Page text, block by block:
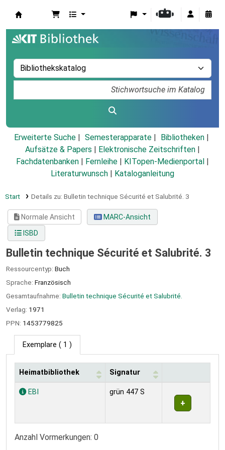
Erweiterte Suche Semesterapparate
Bibliotheken
Aufsätze & Papers
Elektronische Zeitschriften
Fachdatenbanken
Fernleihe KITopen-Medienportal
Literaturwunsch
Kataloganleitung
Start Details zu: Bulletin technique Sécurité et Salubrité. 3
Normale Ansicht
MARC-Ansicht
ISBD
Bulletin technique Sécurité et Salubrité. 3
Ressourcentyp: Buch
Sprache: Französisch
Gesamtaufnahme: Bulletin technique Sécurité et Salubrité.
Verlag: 1971
PPN: 1453779825
Exemplare ( 1 )
Exemplare
Heimatbibliothek Signatur
EBI grün 447 S
Anzahl Vormerkungen: 0